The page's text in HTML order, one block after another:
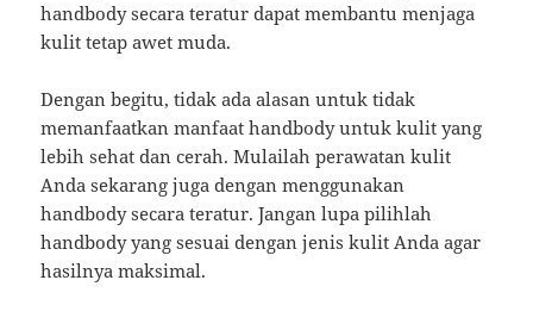
handbody secara teratur dapat membantu menjaga
kulit tetap awet muda.
Dengan begitu, tidak ada alasan untuk tidak
memanfaatkan manfaat handbody untuk kulit yang
lebih sehat dan cerah. Mulailah perawatan kulit
Anda sekarang juga dengan menggunakan
handbody secara teratur. Jangan lupa pilihlah
handbody yang sesuai dengan jenis kulit Anda agar
hasilnya maksimal.